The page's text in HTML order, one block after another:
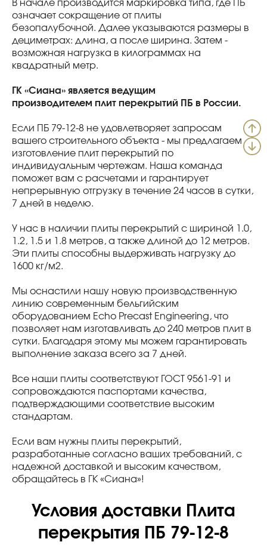
В начале производится маркировка типа, где ПБ
означает сокращение от плиты
безопалубочной. Далее указываются размеры в
дециметрах: длина, а после ширина. Затем -
возможная нагрузка в килограммах на
квадратный метр.
ГК «Сиана» является ведущим
производителем плит перекрытий ПБ в России.
Если ПБ 79-12-8 не удовлетворяет запросам
вашего строительного объекта - мы предлагаем
изготовление плит перекрытий по
индивидуальным чертежам. Наша команда
поможет вам с расчетами и гарантирует
непрерывную отгрузку в течение 24 часов в сутки,
7 дней в неделю.
У нас в наличии плиты перекрытий с шириной 1.0,
1.2, 1.5 и 1.8 метров, а также длиной до 12 метров.
Эти плиты способны выдерживать нагрузку до
1600 кг/м2.
Мы оснастили нашу новую производственную
линию современным бельгийским
оборудованием Echo Precast Engineering, что
позволяет нам изготавливать до 240 метров плит в
сутки. Благодаря этому мы можем гарантировать
выполнение заказа всего за 7 дней.
Все наши плиты соответствуют ГОСТ 9561-91 и
сопровождаются паспортами качества,
подтверждающими соответствие высоким
стандартам.
Если вам нужны плиты перекрытий,
разработанные согласно ваших требований, с
надежной доставкой и высоким качеством,
обращайтесь в ГК «Сиана»!
Условия доставки Плита
перекрытия ПБ 79-12-8